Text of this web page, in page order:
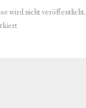
wird nicht veröffentlicht.